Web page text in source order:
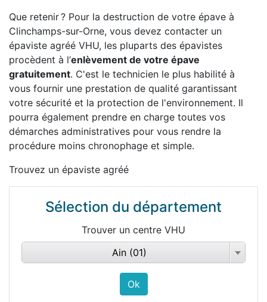
Que retenir ? Pour la destruction de votre épave à
Clinchamps-sur-Orne, vous devez contacter un
épaviste agréé VHU, les pluparts des épavistes
procèdent à l’enlèvement de votre épave
gratuitement. C'est le technicien le plus habilité à
vous fournir une prestation de qualité garantissant
votre sécurité et la protection de l'environnement. Il
pourra également prendre en charge toutes vos
démarches administratives pour vous rendre la
procédure moins chronophage et simple.
Trouvez un épaviste agréé
Sélection du département
Trouver un centre VHU
Ain (01)